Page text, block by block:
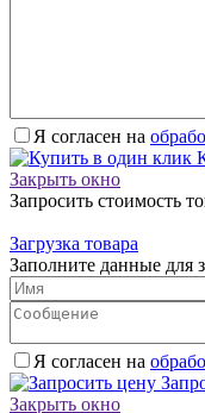
Я согласен на
Закрыть окно
Запросить стоимость
Загрузка товара
Заполните данные для
Я согласен на
Закрыть окно